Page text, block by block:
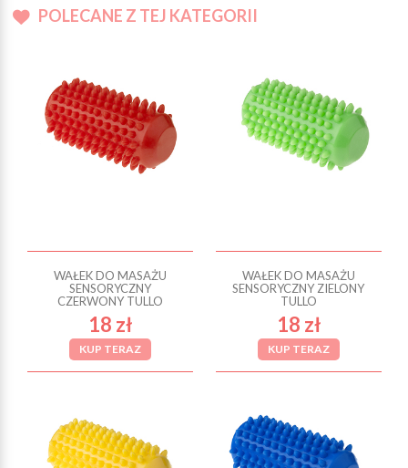
POLECANE Z TEJ KATEGORII
WAŁEK DO MASAŻU
SENSORYCZNY
CZERWONY TULLO
18 zł
KUP TERAZ
WAŁEK DO MASAŻU
SENSORYCZNY ZIELONY
TULLO
18 zł
KUP TERAZ